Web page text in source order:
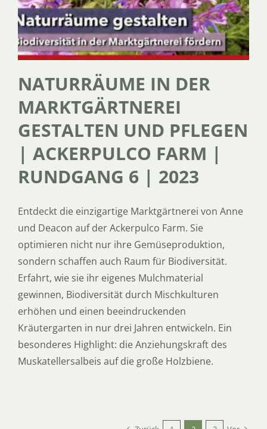
NATURRÄUME IN DER
MARKTGÄRTNEREI
GESTALTEN UND PFLEGEN
| ACKERPULCO FARM |
RUNDGANG 6 | 2023
Entdeckt die einzigartige Marktgärtnerei von Anne
und Deacon auf der Ackerpulco Farm. Sie
optimieren nicht nur ihre Gemüseproduktion,
sondern schaffen auch Raum für Biodiversität.
Erfahrt, wie sie ihr eigenes Mulchmaterial
gewinnen, Biodiversität durch Mischkulturen
erhöhen und einen beeindruckenden
Kräutergarten in nur drei Jahren entwickeln. Ein
besonderes Highlight: die Anziehungskraft des
Muskatellersalbeis auf die große Holzbiene.